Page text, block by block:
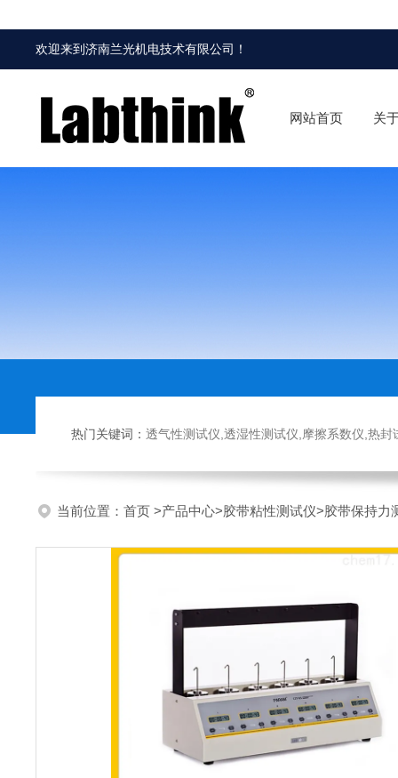
欢迎来到济南兰光机电技术有限公司 ！
网站首页 关
热门关键词： 透气性测试仪,透湿性测试仪,摩擦系数仪,热封试验仪,
当前位置： 首页 >产品中心>胶带粘性测试仪>胶带保持力